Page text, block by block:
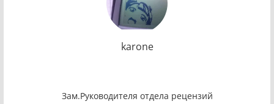
karone
Зам.Руководителя отдела рецензий